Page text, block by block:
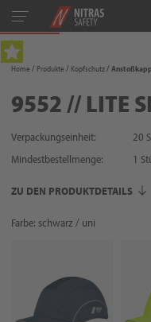
Toggle
navigation
Home Produkte Kopfschutz
9552 // LITE
Verpackungseinheit:
20
Mindestbestellmenge:
1
ZU DEN PRODUKTDETAILS
Farbe: schwarz / uni